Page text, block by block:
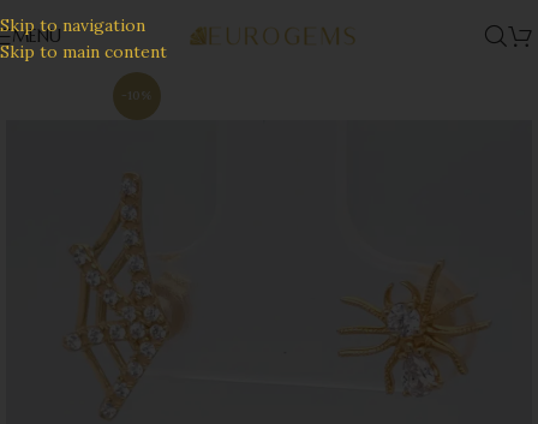
Skip to navigation
Skip to main content
MENU
-10%